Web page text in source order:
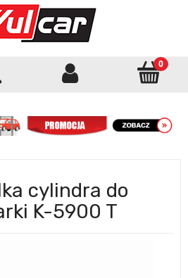
cylindra do
K-5900 T